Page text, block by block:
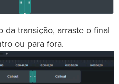
da transição, arraste o final
ou para fora.